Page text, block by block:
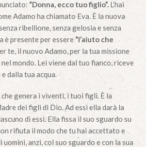
“Donna, ecco tuo figlio”. L’hai
Adamo ha chiamato Eva. È la nuova
ribellione, senza gelosia e senza
è presente per essere “l’aiuto che
te, il nuovo Adamo, per la tua missione
mondo. Lei viene dal tuo fianco, riceve
dalla tua acqua.
che genera i viventi, i tuoi figli. È la
dei figli di Dio. Ad essi ella darà la
di essi. Ella fissa il suo sguardo su
rifiuta il modo che tu hai accettato e
anzi, col suo sguardo e con la sua